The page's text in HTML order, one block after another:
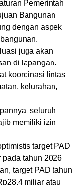
Pemerintah
Bangunan
dengan aspek
juga akan
di lapangan.
koordinasi lintas
kelurahan,
seluruh
memiliki izin
target PAD
pada tahun 2026
target PAD tahun
miliar atau